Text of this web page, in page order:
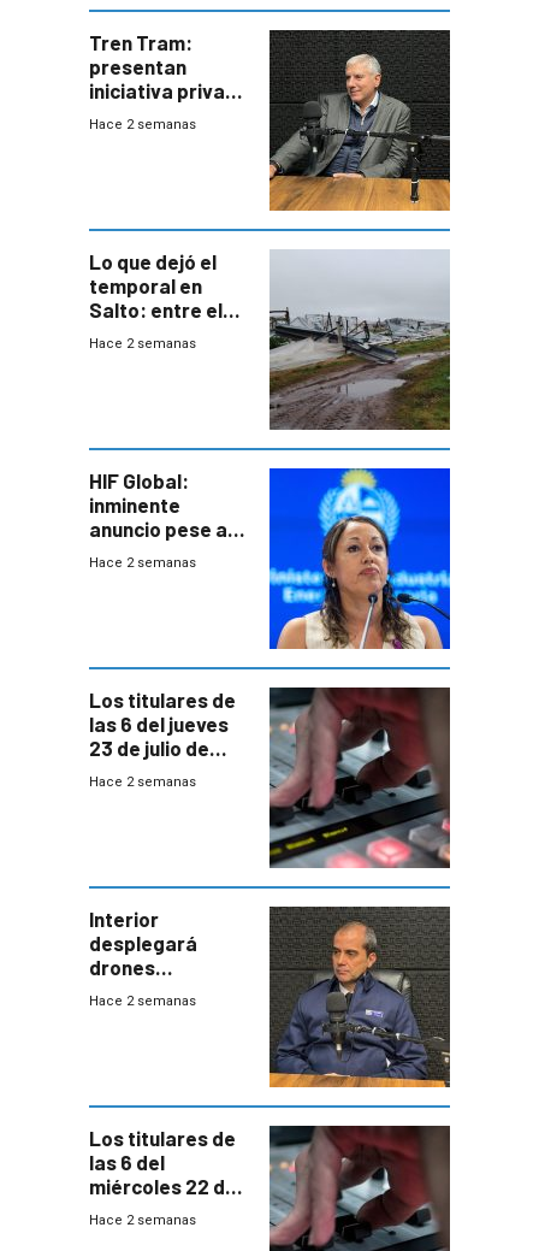
Tren Tram:
presentan
iniciativa privada
para una red de
Hace 2 semanas
Lo que dejó el
temporal en
Salto: entre el
impacto
Hace 2 semanas
HIF Global:
inminente
anuncio pese a
declaración de
gobierno
Hace 2 semanas
Los titulares de
las 6 del jueves
23 de julio de
2026
Hace 2 semanas
Interior
desplegará
drones
autónomos para
Hace 2 semanas
Los titulares de
las 6 del
miércoles 22 de
julio de 2026
Hace 2 semanas